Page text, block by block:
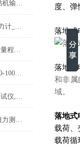
石油钻井扭力测试仪 石油钻机输出转矩测试仪 钻杆扭矩测量传感器
8T牵引力拉力计_牵引力拉力计_牵引力机械拉力计
20N以上微型拉力测试仪,大量程微型拉力测试仪价格
1/2寸可换头数显扭力扳手20-100N.m汽修专用
安全制动器动态制动力矩测试仪,80N.m动态制动力矩测试仪
扭转弹簧扭力测试仪|旋转扭力测试仪器
度、
落地式
落地式
和非属
域。
落地式
载荷、
载荷循